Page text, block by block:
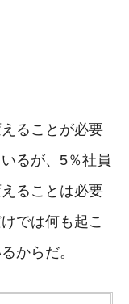
ることが必要
るが、5％社員
ることは必要
では何も起こ
からだ。